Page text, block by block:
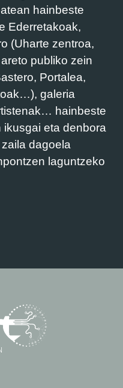
hainbeste
Ederretakoak,
(Uharte zentroa,
publiko zein
Portalea,
galeria
hainbeste
ikusgai eta denbora
dagoela
laguntzeko